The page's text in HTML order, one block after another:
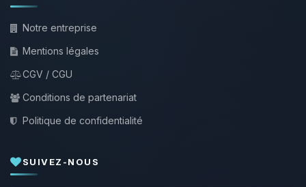
Notre entreprise
Mentions légales
CGV / CGU
Conditions de partenariat
Politique de confidentialité
SUIVEZ-NOUS